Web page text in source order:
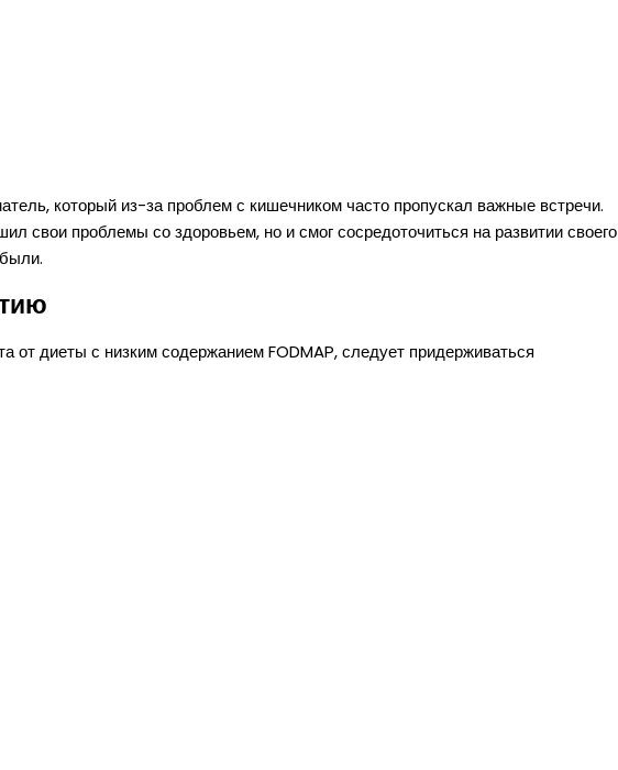
который из-за проблем с кишечником часто пропускал важные встречи.
свои проблемы со здоровьем, но и смог сосредоточиться на развитии своего
от диеты с низким содержанием FODMAP, следует придерживаться